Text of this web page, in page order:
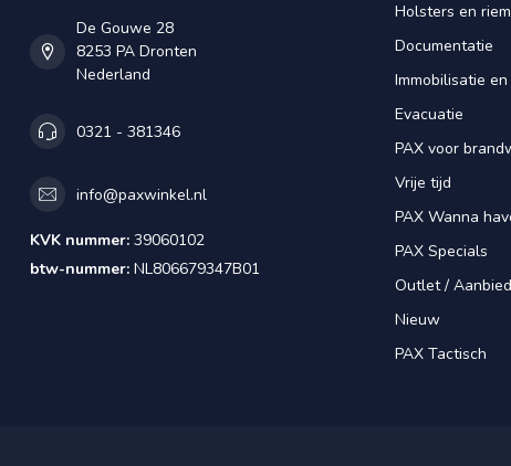
De Gouwe 28
8253 PA Dronten
Nederland
0321 - 381346
info@paxwinkel.nl
KVK nummer: 39060102
btw-nummer: NL806679347B01
Holsters en
Documentatie
Immobilisatie
Evacuatie
PAX voor
Vrije tijd
PAX Wanna
PAX Specials
Outlet /
Nieuw
PAX Tactisch